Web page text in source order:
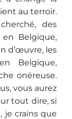
au terroir.
des
Belgique,
d’œuvre, les
Belgique,
onéreuse.
vous aurez
tout dire, si
je crains que